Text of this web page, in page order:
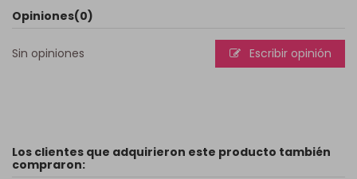
Opiniones(0)
Sin opiniones Escribir opinión
Los clientes que adquirieron este producto también
compraron: